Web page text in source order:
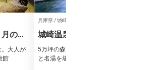
のし
。大人が
館
兵庫県 / 城崎温泉、豊岡 / 旅館
城崎温泉 西村屋ホテル招月
5万坪の森林庭園に包まれる。但馬の
と名湯を堪能する温泉リゾート